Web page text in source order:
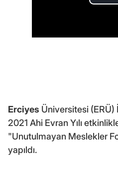
Erciyes Üniversitesi
2021 Ahi Evran Yılı
"Unutulmayan Meslekler
yapıldı.